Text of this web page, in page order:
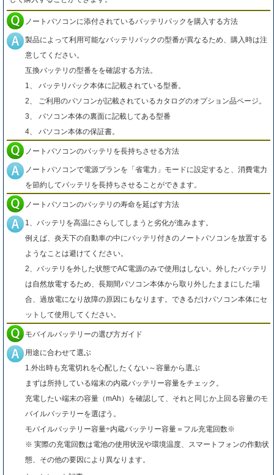
ノートパソコンに添付されているバッテリパックを購入する方法
製品によって利用可能なバッテリパックの型番が異なるため、購入時は注
意してください。
互換バッテリの型番をを確認する方法。
1、 バッテリパック本体に記載されている型番。
2、 ご利用のパソコンが記載されているカタログのオプション品ページ。
3、 パソコン本体の裏面に記載してある型番
4、 パソコン本体の保証書。
ノートパソコンのバッテリを長持ちさせる方法
ノートパソコンで電源プランを「省電力」モードに設定すると、消費電力
を節約してバッテリを長持ちさせることができます。
ノートパソコンのバッテリの寿命を延ばす方法
1、バッテリを高温にさらしてしまうと劣化が進みます。
例えば、炎天下の自動車の中にバッテリ付きのノートパソコンを放置する
ようなことは避けてください。
2、バッテリを外した状態でAC電源のみで使用はしない。外したバッテリ
は自然放電するため、長期間パソコン本体から取り外したままにした場
合、過放電になり故障の原因にもなります。できるだけパソコン本体にセ
ットして使用してください。
モバイルバッテリーの選び方ガイド
用途に合わせて選ぶ
1.外出時も充電切れを心配したくない～容量から選ぶ
まずは所持している端末の内蔵バッテリー容量をチェック。
充電したい端末の容量（mAh）を確認して、それと同じか上回る容量のモ
バイルバッテリーを選ぼう。
モバイルバッテリー容量÷内蔵バッテリー容量＝フル充電回数※
※ 実際の充電回数は電池の使用状況や環境温度、スマートフォンの作動状
態、その他の要因により異なります。